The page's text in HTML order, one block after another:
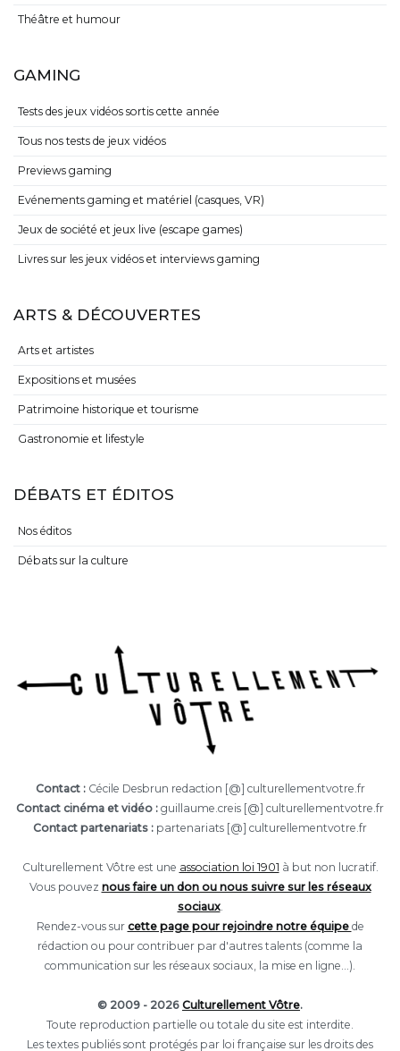
Théâtre et humour
GAMING
Tests des jeux vidéos sortis cette année
Tous nos tests de jeux vidéos
Previews gaming
Evénements gaming et matériel (casques, VR)
Jeux de société et jeux live (escape games)
Livres sur les jeux vidéos et interviews gaming
ARTS & DÉCOUVERTES
Arts et artistes
Expositions et musées
Patrimoine historique et tourisme
Gastronomie et lifestyle
DÉBATS ET ÉDITOS
Nos éditos
Débats sur la culture
Contact :Cécile Desbrun redaction [@] culturellementvotre.fr
Contact cinéma et vidéo : guillaume.creis [@] culturellementvotre.fr
Contact partenariats : partenariats [@] culturellementvotre.fr
Culturellement Vôtre est une association loi 1901 à but non lucratif.
Vous pouvez nous faire un don ou nous suivre sur les réseaux
sociaux.
Rendez-vous sur cette page pour rejoindre notre équipe de
rédaction ou pour contribuer par d'autres talents (comme la
communication sur les réseaux sociaux, la mise en ligne...).
© 2009 - 2026 Culturellement Vôtre.
Toute reproduction partielle ou totale du site est interdite.
Les textes publiés sont protégés par loi française sur les droits des